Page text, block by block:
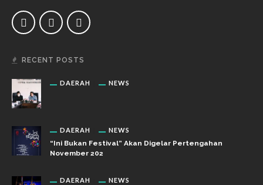
RECENT POSTS
DAERAH NEWS
DAERAH NEWS
“Ini Bukan Festival” Akan Digelar Pertengahan
November 202
DAERAH NEWS